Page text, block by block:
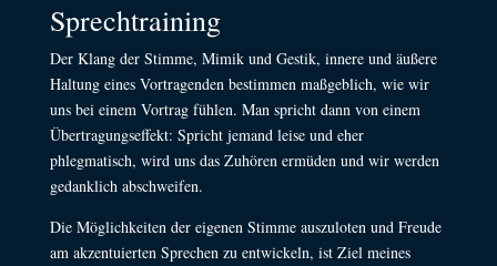
Sprechtraining
Der Klang der Stimme, Mimik und Gestik, innere und äußere
Haltung eines Vortragenden bestimmen maßgeblich, wie wir
uns bei einem Vortrag fühlen. Man spricht dann von einem
Übertragungseffekt: Spricht jemand leise und eher
phlegmatisch, wird uns das Zuhören ermüden und wir werden
gedanklich abschweifen.
Die Möglichkeiten der eigenen Stimme auszuloten und Freude
am akzentuierten Sprechen zu entwickeln, ist Ziel meines